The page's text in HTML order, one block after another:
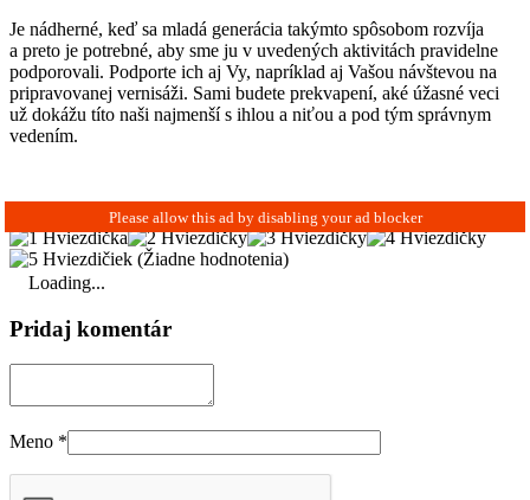
Je nádherné, keď sa mladá generácia takýmto spôsobom rozvíja
a preto je potrebné, aby sme ju v uvedených aktivitách pravidelne
podporovali. Podporte ich aj Vy, napríklad aj Vašou návštevou na
pripravovanej vernisáži. Sami budete prekvapení, aké úžasné veci
už dokážu títo naši najmenší s ihlou a niťou a pod tým správnym
vedením.
(Žiadne hodnotenia)
Loading...
Pridaj komentár
Meno *